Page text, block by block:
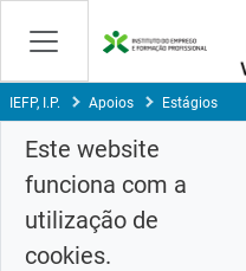
Skip
Content
IEFP, I.P. Apoios Estágios
Este website
funciona com a
utilização de
cookies.